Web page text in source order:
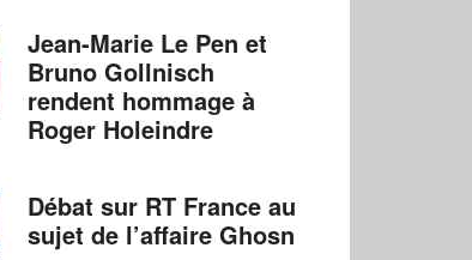
Jean-Marie Le Pen et
Bruno Gollnisch
rendent hommage à
Roger Holeindre
Débat sur RT France au
sujet de l’affaire Ghosn